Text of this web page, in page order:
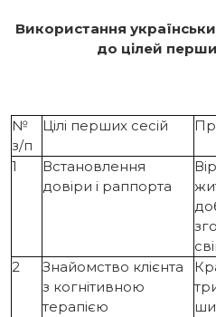
Використання
до цілей
№
з/п
Цілі перших сесій
1
Встановлення
довіри і раппорта
2
Знайомство клієнта
з когнітивною
терапією